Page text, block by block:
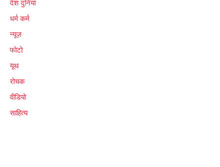
देश दुनिया
धर्म कर्म
न्यूज़
फोटो
यूथ
रोचक
वीडियो
साहित्य